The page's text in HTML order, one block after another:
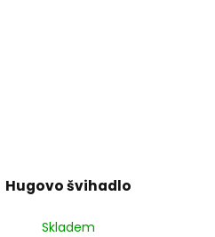
Hugovo švihadlo
Skladem